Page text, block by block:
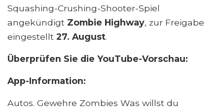
Squashing-Crushing-Shooter-Spiel
angekündigt Zombie Highway, zur Freigabe
eingestellt 27. August.
Überprüfen Sie die YouTube-Vorschau:
App-Information:
Autos. Gewehre Zombies Was willst du